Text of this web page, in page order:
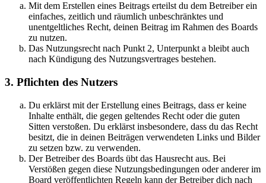
Mit dem Erstellen eines Beitrags erteilst du dem Betreiber ein
einfaches, zeitlich und räumlich unbeschränktes und
unentgeltliches Recht, deinen Beitrag im Rahmen des Boards
zu nutzen.
Das Nutzungsrecht nach Punkt 2, Unterpunkt a bleibt auch
nach Kündigung des Nutzungsvertrages bestehen.
3. Pflichten des Nutzers
Du erklärst mit der Erstellung eines Beitrags, dass er keine
Inhalte enthält, die gegen geltendes Recht oder die guten
Sitten verstoßen. Du erklärst insbesondere, dass du das Recht
besitzt, die in deinen Beiträgen verwendeten Links und Bilder
zu setzen bzw. zu verwenden.
Der Betreiber des Boards übt das Hausrecht aus. Bei
Verstößen gegen diese Nutzungsbedingungen oder anderer im
Board veröffentlichten Regeln kann der Betreiber dich nach